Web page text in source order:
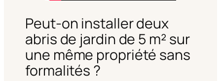
Peut-on installer deux
abris de jardin de 5 m² sur
une même propriété sans
formalités ?